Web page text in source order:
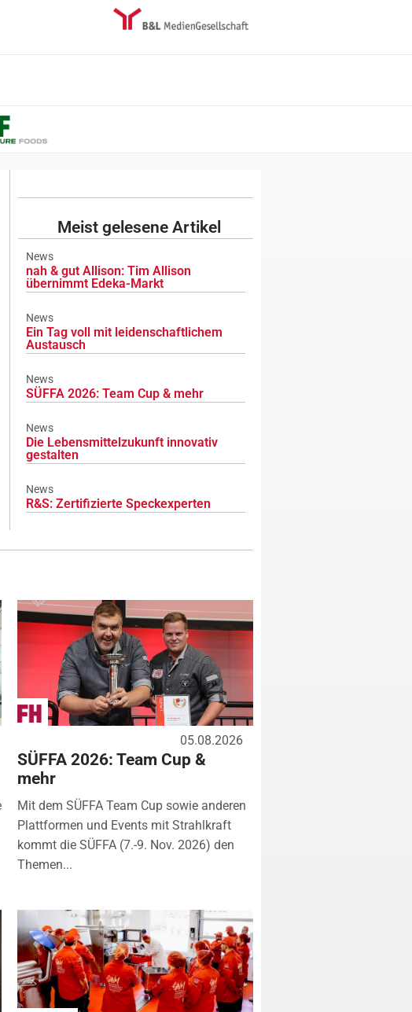
Meist gelesene Artikel
News
nah & gut Allison: Tim Allison
übernimmt Edeka-Markt
News
Ein Tag voll mit leidenschaftlichem
Austausch
News
SÜFFA 2026: Team Cup & mehr
News
Die Lebensmittelzukunft innovativ
gestalten
News
R&S: Zertifizierte Speckexperten
05.08.2026
SÜFFA 2026: Team Cup &
mehr
Mit dem SÜFFA Team Cup sowie anderen
Plattformen und Events mit Strahlkraft
kommt die SÜFFA (7.-9. Nov. 2026) den
Themen...